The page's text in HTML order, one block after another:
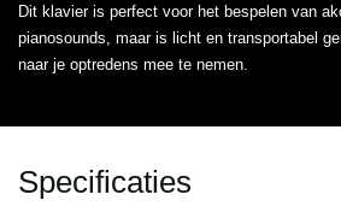
Dit klavier is perfect voor het bespelen van
pianosounds, maar is licht en transportabel
naar je optredens mee te nemen.
Specificaties